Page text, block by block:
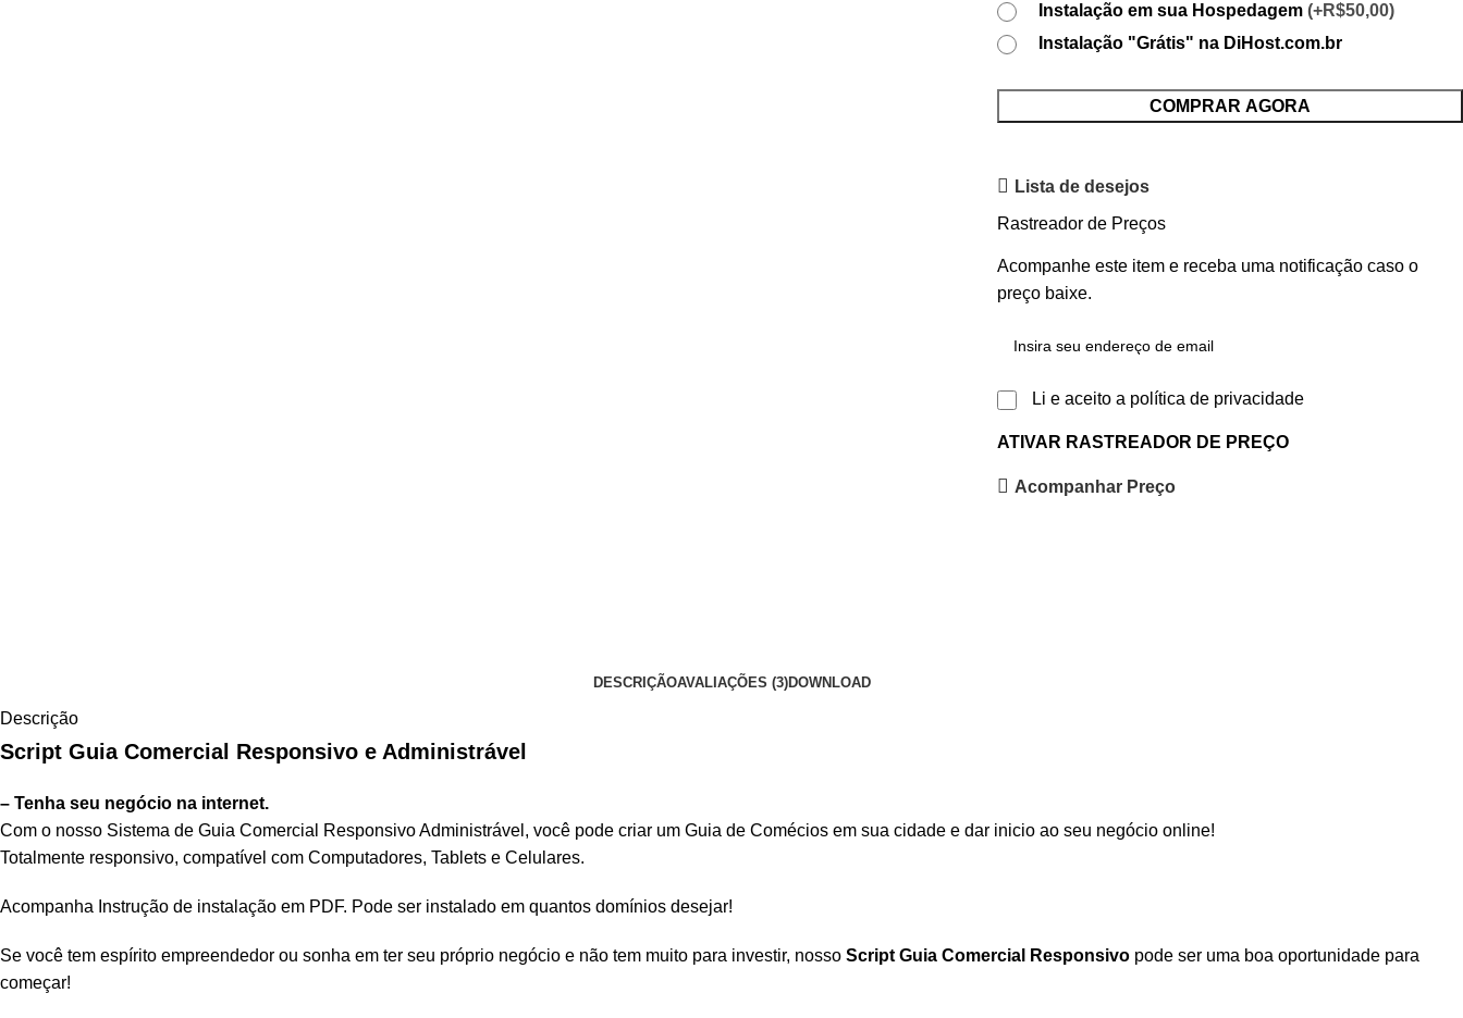
Instalação em sua Hospedagem (+R$50,00)
Instalação "Grátis" na DiHost.com.br
COMPRAR AGORA
Lista de desejos
Rastreador de Preços
Acompanhe este item e receba uma notificação caso o
preço baixe.
Li e aceito a política de privacidade
ATIVAR RASTREADOR DE PREÇO
Acompanhar Preço
DESCRIÇÃOAVALIAÇÕES (3)DOWNLOAD
Descrição
Script Guia Comercial Responsivo e Administrável
– Tenha seu negócio na internet.
Com o nosso Sistema de Guia Comercial Responsivo Administrável, você pode criar um Guia de Comécios em sua cidade e dar inicio ao seu negócio online!
Totalmente responsivo, compatível com Computadores, Tablets e Celulares.
Acompanha Instrução de instalação em PDF. Pode ser instalado em quantos domínios desejar!
Se você tem espírito empreendedor ou sonha em ter seu próprio negócio e não tem muito para investir, nosso Script Guia Comercial Responsivo pode ser uma boa oportunidade para
começar!